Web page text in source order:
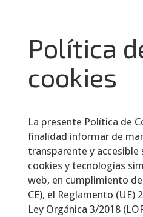
Política
cookies
La presente Política de
finalidad informar de
transparente y accesible
cookies y tecnologías
web, en cumplimiento de
CE), el Reglamento (UE)
Ley Orgánica 3/2018